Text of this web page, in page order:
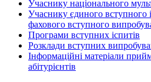
Учаснику національного
Учаснику єдиного вступного
фахового вступного
Програми вступних іспитів
Розклади вступних
Інформаційні матеріали
абітурієнтів